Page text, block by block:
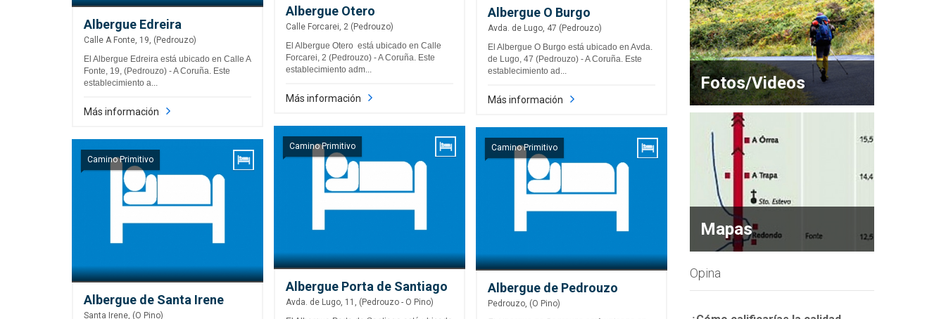
Albergue Otero
Calle Forcarei, 2 (Pedrouzo)
El Albergue Otero está ubicado en Calle
Forcarei, 2 (Pedrouzo) - A Coruña. Este
establecimiento adm...
Más información
Albergue O Burgo
Avda. de Lugo, 47 (Pedrouzo)
El Albergue O Burgo está ubicado en Avda.
de Lugo, 47 (Pedrouzo) - A Coruña. Este
establecimiento ad...
Más información
Albergue Edreira
Calle A Fonte, 19, (Pedrouzo)
El Albergue Edreira está ubicado en Calle A
Fonte, 19, (Pedrouzo) - A Coruña. Este
establecimiento a...
Más información
Camino Primitivo
Albergue Porta de Santiago
Avda. de Lugo, 11, (Pedrouzo - O Pino)
Camino Primitivo
Albergue de Pedrouzo
Pedrouzo, (O Pino)
Camino Primitivo
Albergue de Santa Irene
Santa Irene, (O Pino)
Fotos/Videos
Mapas
Opina